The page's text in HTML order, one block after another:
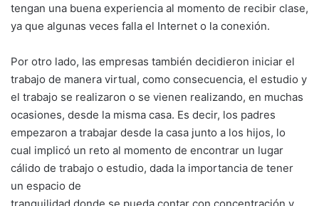
tengan una buena experiencia al momento de recibir clase,
ya que algunas veces falla el Internet o la conexión.
Por otro lado, las empresas también decidieron iniciar el
trabajo de manera virtual, como consecuencia, el estudio y
el trabajo se realizaron o se vienen realizando, en muchas
ocasiones, desde la misma casa. Es decir, los padres
empezaron a trabajar desde la casa junto a los hijos, lo
cual implicó un reto al momento de encontrar un lugar
cálido de trabajo o estudio, dada la importancia de tener
un espacio de